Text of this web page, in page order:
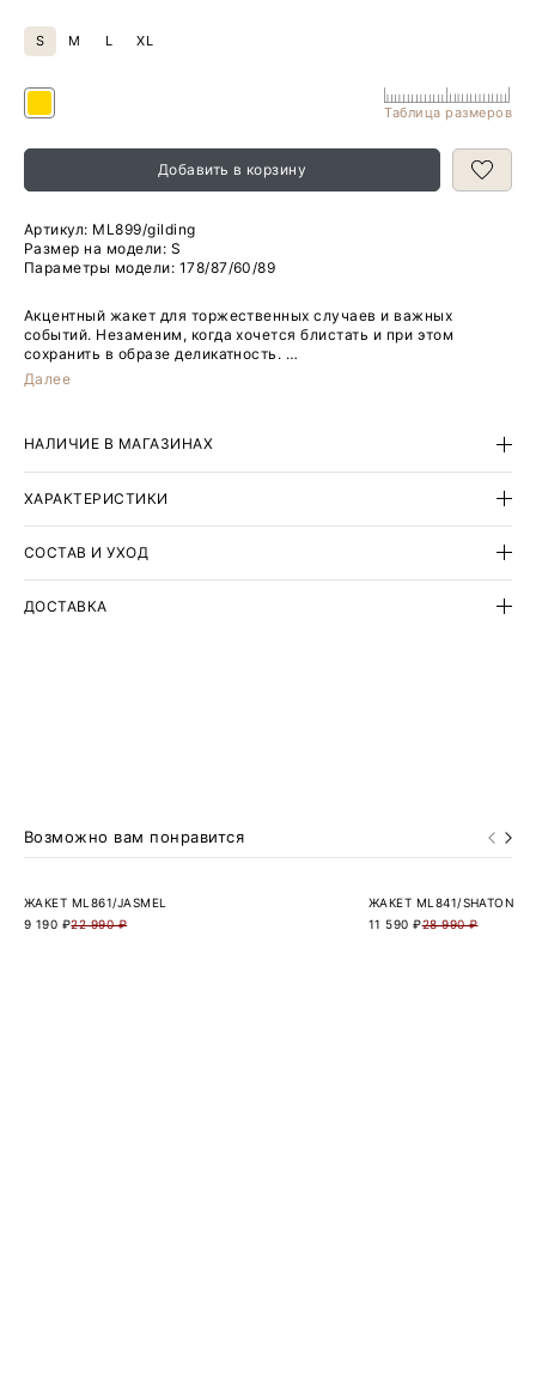
S M L XL
Таблица размеров
Добавить в корзину
Артикул: ML899/gilding
Размер на модели: S
Параметры модели: 178/87/60/89
Акцентный жакет для торжественных случаев и важных
событий. Незаменим, когда хочется блистать и при этом
сохранить в образе деликатность.
Изысканный материал напоминает парчу, создаёт эффект
Элегантная модель без лацканов с потайной застёжкой
оставляет впечатление благородной лаконичности,
уравновешивая необычную фактуру и яркое цветовое решение.
Образ с жакетом можно завершить любым базовым низом:
джинсами, костюмными брюками и юбками.
Далее
НАЛИЧИЕ В МАГАЗИНАХ
ХАРАКТЕРИСТИКИ
СОСТАВ И УХОД
ДОСТАВКА
Возможно вам понравится
ЖАКЕТ ML861/JASMEL
22 990 ₽
9 190 ₽
ЖАКЕТ ML841/SHATON
28 990 ₽
11 590 ₽